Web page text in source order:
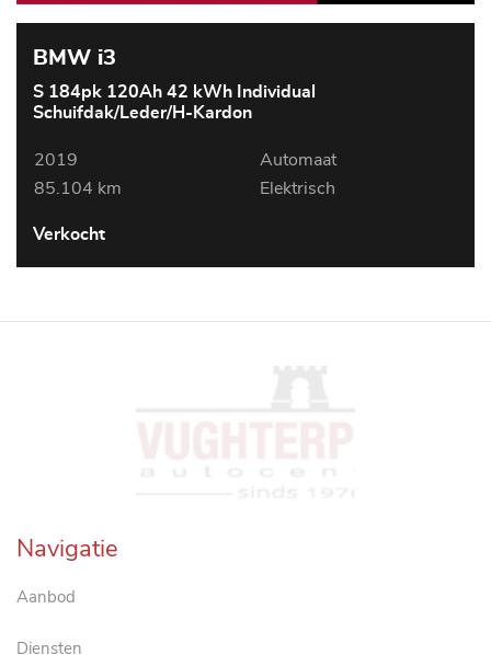
BMW i3
S 184pk 120Ah 42 kWh Individual
Schuifdak/Leder/H-Kardon
2019
Automaat
85.104 km
Elektrisch
Verkocht
Navigatie
Aanbod
Diensten